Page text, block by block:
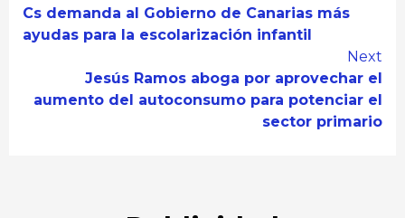
Reading
Cs demanda al Gobierno de Canarias más
ayudas para la escolarización infantil
Next
Jesús Ramos aboga por aprovechar el
aumento del autoconsumo para potenciar el
sector primario